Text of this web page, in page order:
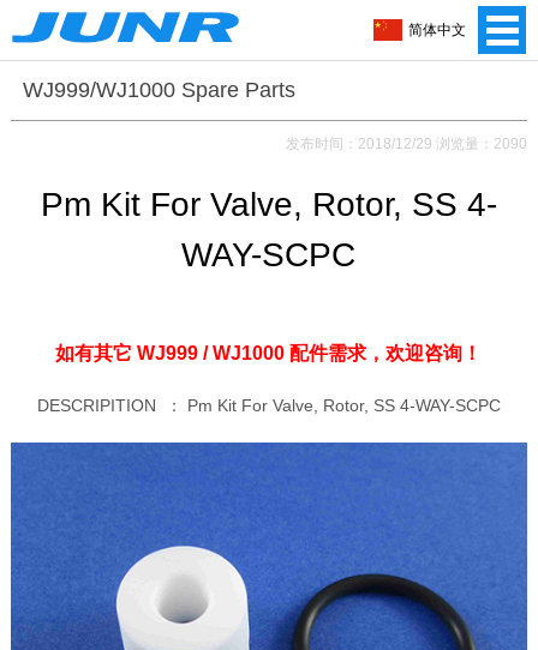
WJ999/WJ1000 Spare Parts
发布时间：2018/12/29 浏览量：2090
Pm Kit For Valve, Rotor, SS 4-
WAY-SCPC
如有其它 WJ999 / WJ1000 配件需求，欢迎咨询！
DESCRIPITION ： Pm Kit For Valve, Rotor, SS 4-WAY-SCPC
简体中文